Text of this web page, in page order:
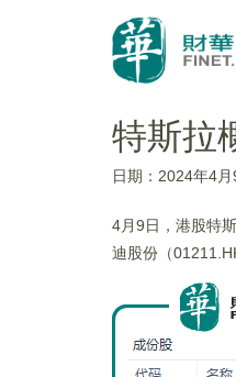
特斯拉
日期：2024年4
4月9日，港股特
迪股份（